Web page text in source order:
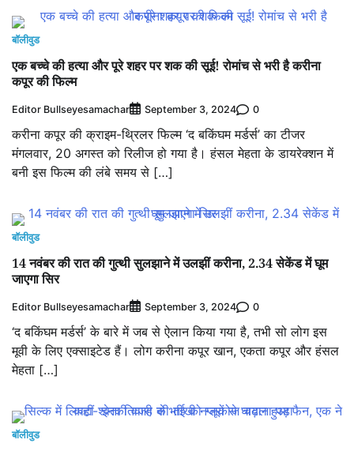
बॉलीवुड
एक बच्‍चे की हत्‍या और पूरे शहर पर शक की सूई! रोमांच से भरी है करीना
कपूर की फिल्‍म
Editor Bullseyesamachar September 3, 2024 0
करीना कपूर की क्राइम-थ्र‍िलर फिल्‍म ‘द बकिंघम मर्डर्स’ का टीजर
मंगलवार, 20 अगस्‍त को रिलीज हो गया है। हंसल मेहता के डायरेक्‍शन में
बनी इस फिल्‍म की लंबे समय से […]
बॉलीवुड
14 नवंबर की रात की गुत्थी सुलझाने में उलझीं करीना, 2.34 सेकेंड में घूम
जाएगा सिर
Editor Bullseyesamachar September 3, 2024 0
‘द बकिंघम मर्डर्स’ के बारे में जब से ऐलान किया गया है, तभी सो लोग इस
मूवी के लिए एक्साइटेड हैं। लोग करीना कपूर खान, एकता कपूर और हंसल
मेहता […]
बॉलीवुड